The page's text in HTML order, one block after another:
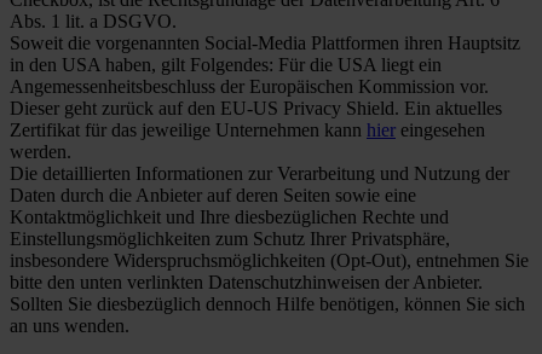
Abs. 1 lit. a DSGVO.
Soweit die vorgenannten Social-Media Plattformen ihren Hauptsitz
in den USA haben, gilt Folgendes: Für die USA liegt ein
Angemessenheitsbeschluss der Europäischen Kommission vor.
Dieser geht zurück auf den EU-US Privacy Shield. Ein aktuelles
Zertifikat für das jeweilige Unternehmen kann hier eingesehen
werden.
Die detaillierten Informationen zur Verarbeitung und Nutzung der
Daten durch die Anbieter auf deren Seiten sowie eine
Kontaktmöglichkeit und Ihre diesbezüglichen Rechte und
Einstellungsmöglichkeiten zum Schutz Ihrer Privatsphäre,
insbesondere Widerspruchsmöglichkeiten (Opt-Out), entnehmen Sie
bitte den unten verlinkten Datenschutzhinweisen der Anbieter.
Sollten Sie diesbezüglich dennoch Hilfe benötigen, können Sie sich
an uns wenden.